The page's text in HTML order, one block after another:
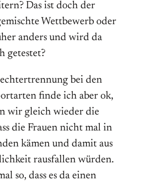
Das ist doch der
Wettbewerb oder
anders und wird da
getestet?
bei den
finde ich aber ok,
wir gleich wieder die
die Frauen nicht mal in
kämen und damit aus
rausfallen würden.
so, dass es da einen